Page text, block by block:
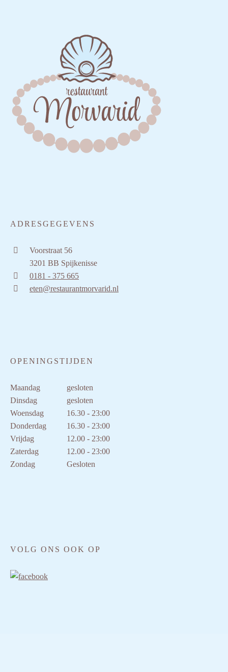
ADRESGEGEVENS
Voorstraat 56
3201 BB Spijkenisse
0181 - 375 665
eten@restaurantmorvarid.nl
OPENINGSTIJDEN
Maandag
gesloten
Dinsdag
gesloten
Woensdag
16.30 - 23:00
Donderdag
16.30 - 23:00
Vrijdag
12.00 - 23:00
Zaterdag
12.00 - 23:00
Zondag
Gesloten
VOLG ONS OOK OP